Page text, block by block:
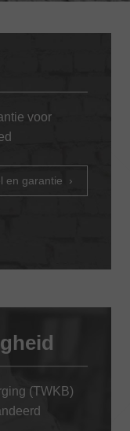
voor
en garantie
(TWKB)